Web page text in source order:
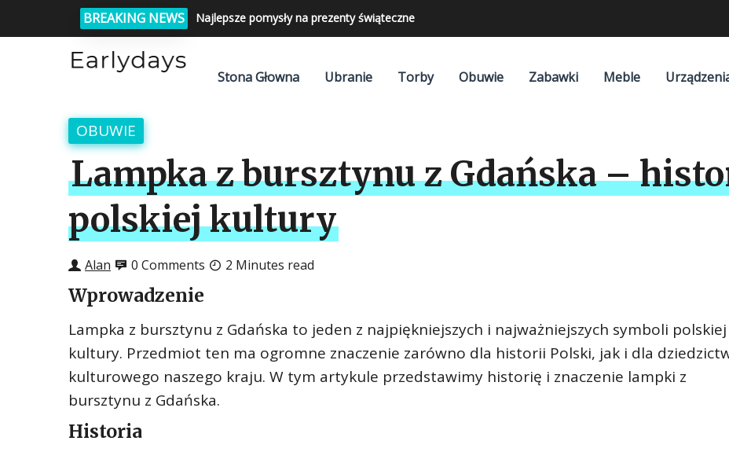
BREAKING NEWS Najlepsze pomysły na prezenty świąteczne
Stona Głowna Ubranie Torby Obuwie Zabawki Meble
OBUWIE
Lampka z bursztynu z Gdańska –
polskiej kultury
Alan 0 Comments 2 Minutes read
Wprowadzenie
Lampka z bursztynu z Gdańska to jeden z najpiękniejszych i najważniejszych symboli polskiej
kultury. Przedmiot ten ma ogromne znaczenie zarówno dla historii Polski, jak i dla
kulturowego naszego kraju. W tym artykule przedstawimy historię i znaczenie lampki z
bursztynu z Gdańska.
Historia